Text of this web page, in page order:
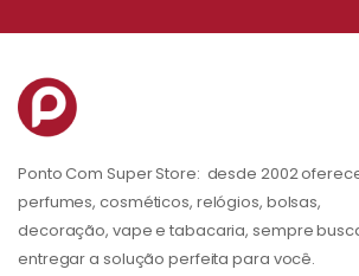
Ponto Com Super Store: desde 2002
perfumes, cosméticos, relógios, bolsas,
decoração, vape e tabacaria, sempre
entregar a solução perfeita para você.